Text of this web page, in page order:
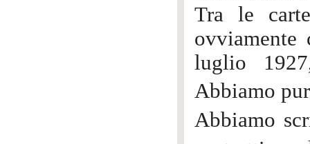
Tra le
luglio
Abbiamo
Abbiamo